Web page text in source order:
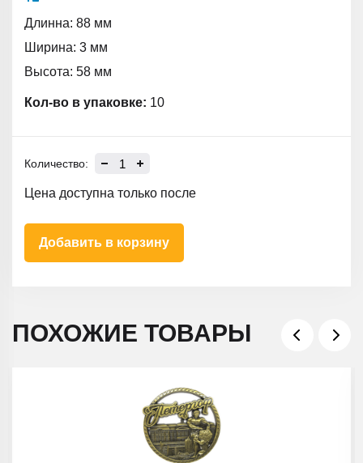
Длинна: 88 мм
Ширина: 3 мм
Высота: 58 мм
Кол-во в упаковке: 10
Количество:
Цена доступна только после
Добавить в корзину
ПОХОЖИЕ ТОВАРЫ